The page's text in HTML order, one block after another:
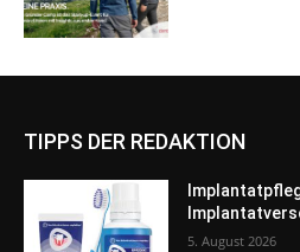
TIPPS DER REDAKTION
5. August 2026